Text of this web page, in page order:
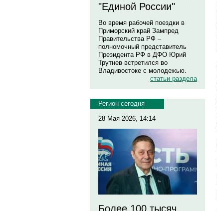
"Единой России"
Во время рабочей поездки в
Приморский край Зампред
Правительства РФ –
полномочный представитель
Президента РФ в ДФО Юрий
Трутнев встретился во
Владивостоке с молодежью.
статьи раздела
Регион сегодня
28 Мая 2026, 14:14
Более 100 тысяч